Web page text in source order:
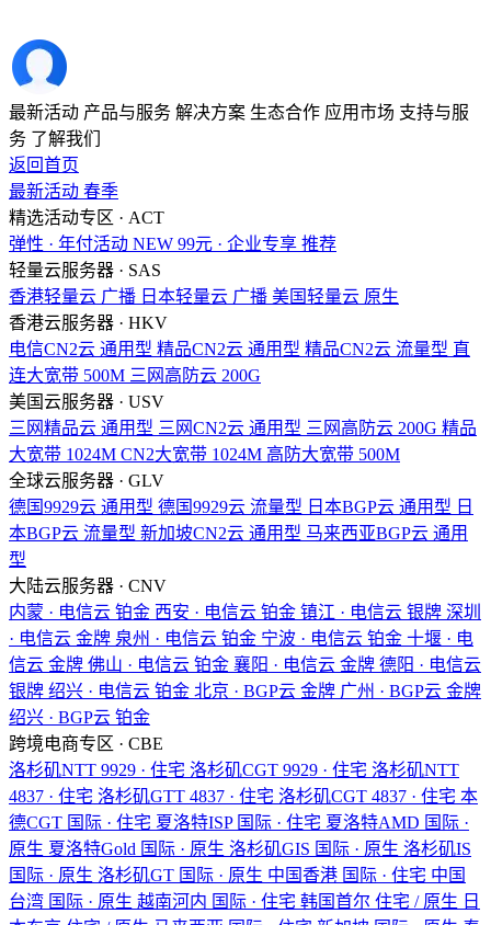
最新活动 产品与服务 解决方案 生态合作 应用市场 支持与服
务 了解我们
返回首页
最新活动 春季
精选活动专区 · ACT
弹性 · 年付活动 NEW 99元 · 企业专享 推荐
轻量云服务器 · SAS
香港轻量云 广播 日本轻量云 广播 美国轻量云 原生
香港云服务器 · HKV
电信CN2云 通用型 精品CN2云 通用型 精品CN2云 流量型 直
连大宽带 500M 三网高防云 200G
美国云服务器 · USV
三网精品云 通用型 三网CN2云 通用型 三网高防云 200G 精品
大宽带 1024M CN2大宽带 1024M 高防大宽带 500M
全球云服务器 · GLV
德国9929云 通用型 德国9929云 流量型 日本BGP云 通用型 日
本BGP云 流量型 新加坡CN2云 通用型 马来西亚BGP云 通用
型
大陆云服务器 · CNV
内蒙 · 电信云 铂金 西安 · 电信云 铂金 镇江 · 电信云 银牌 深圳
· 电信云 金牌 泉州 · 电信云 铂金 宁波 · 电信云 铂金 十堰 · 电
信云 金牌 佛山 · 电信云 铂金 襄阳 · 电信云 金牌 德阳 · 电信云
银牌 绍兴 · 电信云 铂金 北京 · BGP云 金牌 广州 · BGP云 金牌
绍兴 · BGP云 铂金
跨境电商专区 · CBE
洛杉矶NTT 9929 · 住宅 洛杉矶CGT 9929 · 住宅 洛杉矶NTT
4837 · 住宅 洛杉矶GTT 4837 · 住宅 洛杉矶CGT 4837 · 住宅 本
德CGT 国际 · 住宅 夏洛特ISP 国际 · 住宅 夏洛特AMD 国际 ·
原生 夏洛特Gold 国际 · 原生 洛杉矶GIS 国际 · 原生 洛杉矶IS
国际 · 原生 洛杉矶GT 国际 · 原生 中国香港 国际 · 住宅 中国
台湾 国际 · 原生 越南河内 国际 · 住宅 韩国首尔 住宅 / 原生 日